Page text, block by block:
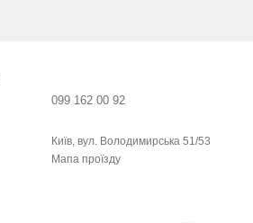
099 162 00 92
Київ, вул. Володимирська 51/53
Мапа проїзду